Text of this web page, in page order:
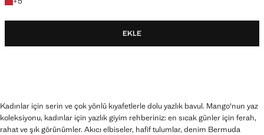
EKLE
Kadınlar için serin ve çok yönlü kıyafetlerle dolu yazlık bavul. Mango'nun yaz
koleksiyonu, kadınlar için yazlık giyim rehberiniz: en sıcak günler için ferah,
rahat ve şık görünümler. Akıcı elbiseler, hafif tulumlar, denim Bermuda